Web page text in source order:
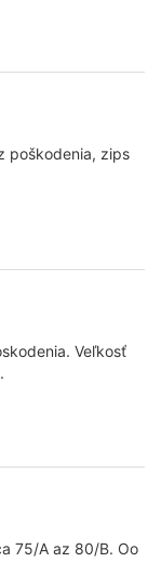
poškodenia, zips
Veľkosť
75/A az 80/B. Oo